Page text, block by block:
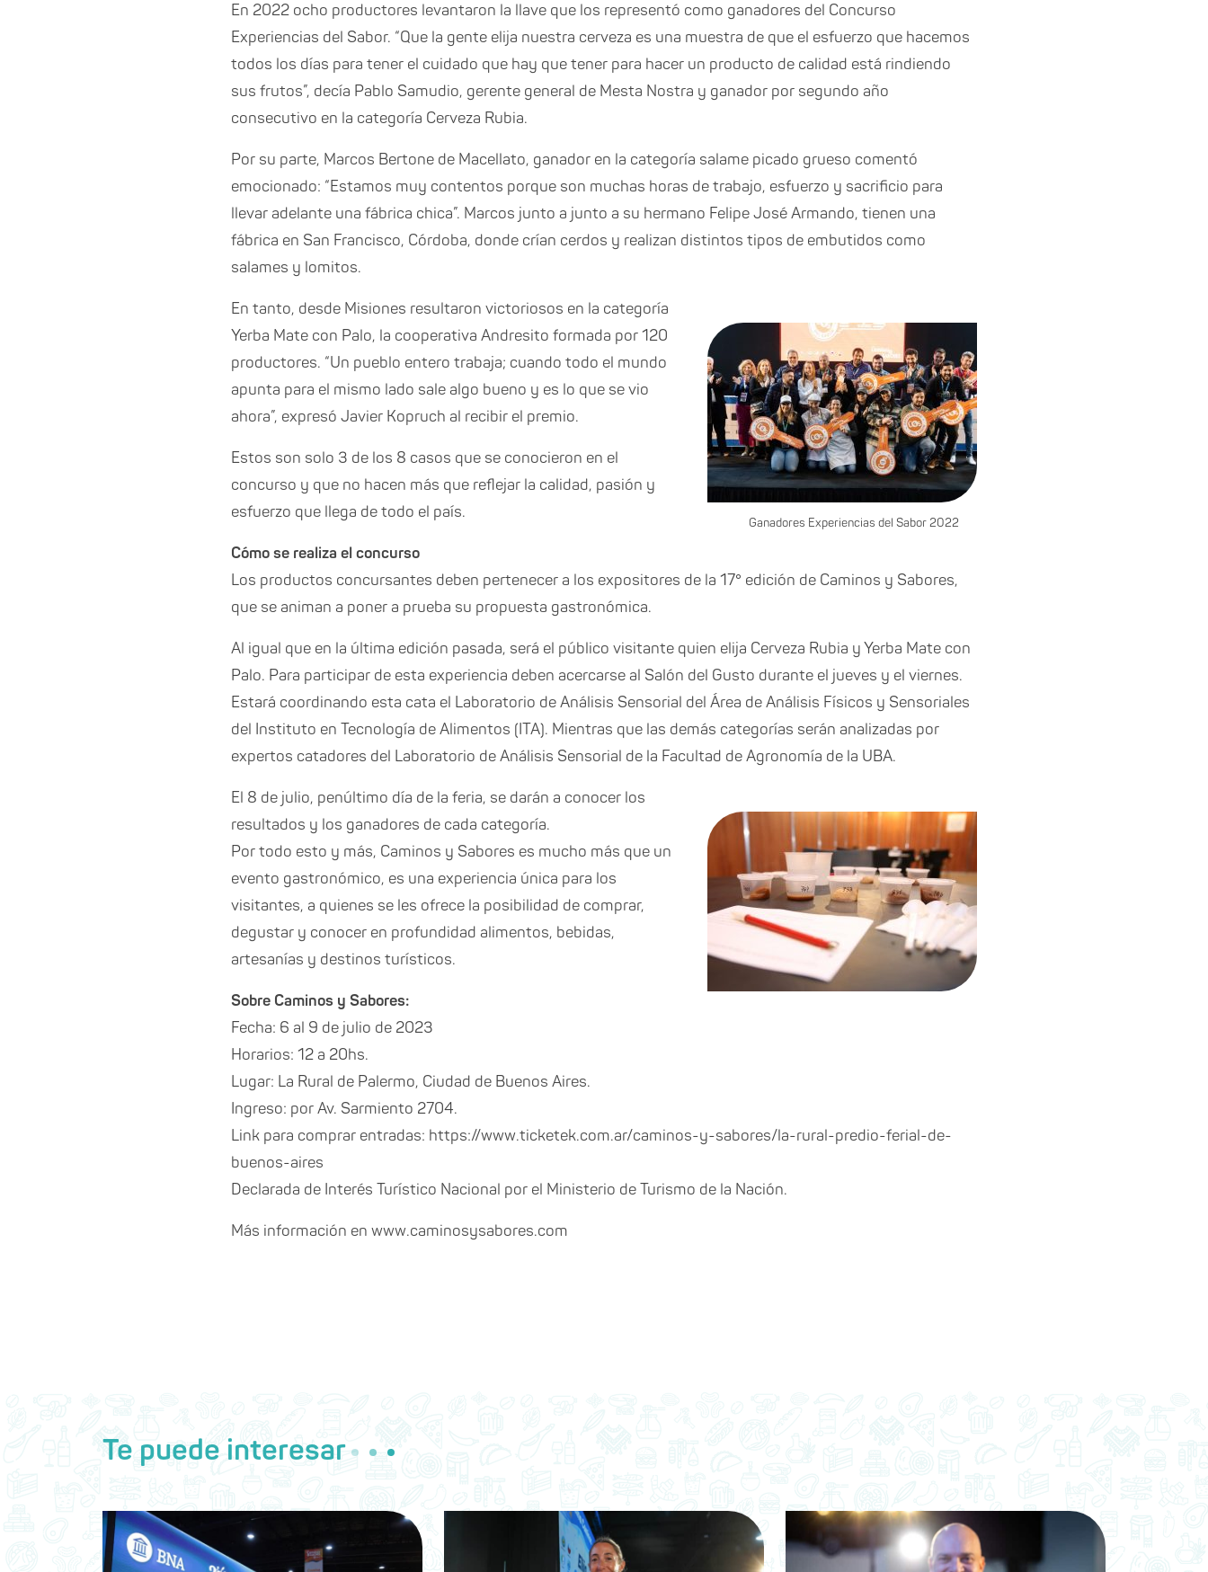
En 2022 ocho productores levantaron la llave que los representó como ganadores del Concurso
Experiencias del Sabor. “Que la gente elija nuestra cerveza es una muestra de que el esfuerzo que hacemos
todos los días para tener el cuidado que hay que tener para hacer un producto de calidad está rindiendo
sus frutos”, decía Pablo Samudio, gerente general de Mesta Nostra y ganador por segundo año
consecutivo en la categoría Cerveza Rubia.
Por su parte, Marcos Bertone de Macellato, ganador en la categoría salame picado grueso comentó
emocionado: “Estamos muy contentos porque son muchas horas de trabajo, esfuerzo y sacrificio para
llevar adelante una fábrica chica”. Marcos junto a junto a su hermano Felipe José Armando, tienen una
fábrica en San Francisco, Córdoba, donde crían cerdos y realizan distintos tipos de embutidos como
salames y lomitos.
Ganadores Experiencias del Sabor 2022
En tanto, desde Misiones resultaron victoriosos en la categoría
Yerba Mate con Palo, la cooperativa Andresito formada por 120
productores. “Un pueblo entero trabaja; cuando todo el mundo
apunta para el mismo lado sale algo bueno y es lo que se vio
ahora”, expresó Javier Kopruch al recibir el premio.
Estos son solo 3 de los 8 casos que se conocieron en el
concurso y que no hacen más que reflejar la calidad, pasión y
esfuerzo que llega de todo el país.
Cómo se realiza el concurso
Los productos concursantes deben pertenecer a los expositores de la 17° edición de Caminos y Sabores,
que se animan a poner a prueba su propuesta gastronómica.
Al igual que en la última edición pasada, será el público visitante quien elija Cerveza Rubia y Yerba Mate con
Palo. Para participar de esta experiencia deben acercarse al Salón del Gusto durante el jueves y el viernes.
Estará coordinando esta cata el Laboratorio de Análisis Sensorial del Área de Análisis Físicos y Sensoriales
del Instituto en Tecnología de Alimentos (ITA). Mientras que las demás categorías serán analizadas por
expertos catadores del Laboratorio de Análisis Sensorial de la Facultad de Agronomía de la UBA.
El 8 de julio, penúltimo día de la feria, se darán a conocer los
resultados y los ganadores de cada categoría.
Por todo esto y más, Caminos y Sabores es mucho más que un
evento gastronómico, es una experiencia única para los
visitantes, a quienes se les ofrece la posibilidad de comprar,
degustar y conocer en profundidad alimentos, bebidas,
artesanías y destinos turísticos.
Sobre Caminos y Sabores:
Fecha: 6 al 9 de julio de 2023
Horarios: 12 a 20hs.
Lugar: La Rural de Palermo, Ciudad de Buenos Aires.
Ingreso: por Av. Sarmiento 2704.
Link para comprar entradas: https://www.ticketek.com.ar/caminos-y-sabores/la-rural-predio-ferial-de-
buenos-aires
Declarada de Interés Turístico Nacional por el Ministerio de Turismo de la Nación.
Más información en www.caminosysabores.com
Te puede interesar